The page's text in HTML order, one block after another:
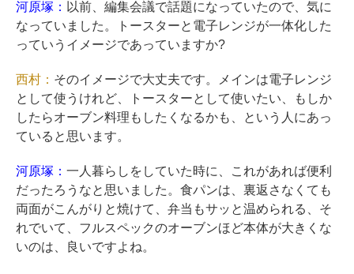
河原塚： 以前、編集会議で話題になっていたので、気に
なっていました。トースターと電子レンジが一体化した
っていうイメージであっていますか?
西村： そのイメージで大丈夫です。メインは電子レンジ
として使うけれど、トースターとして使いたい、もしか
したらオーブン料理もしたくなるかも、という人にあっ
ていると思います。
河原塚： 一人暮らしをしていた時に、これがあれば便利
だったろうなと思いました。食パンは、裏返さなくても
両面がこんがりと焼けて、弁当もサッと温められる、そ
れでいて、フルスペックのオーブンほど本体が大きくな
いのは、良いですよね。